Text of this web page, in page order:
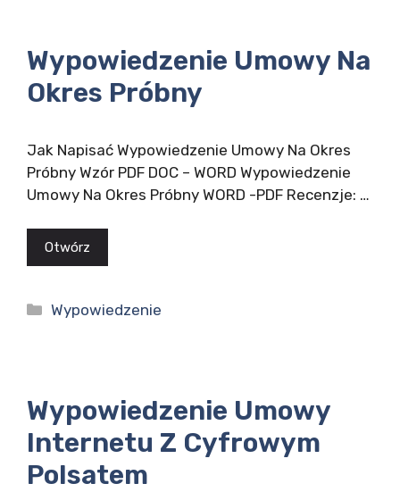
Wypowiedzenie Umowy Na
Okres Próbny
Jak Napisać Wypowiedzenie Umowy Na Okres
Próbny Wzór PDF DOC – WORD Wypowiedzenie
Umowy Na Okres Próbny WORD -PDF Recenzje: …
Otwórz
Kategorie
Wypowiedzenie
Wypowiedzenie Umowy
Internetu Z Cyfrowym
Polsatem